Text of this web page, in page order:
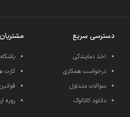
دسترسی سریع
اخذ نمایندگی
درخواست همکاری
سوالات متداول
دانلود کاتالوگ
مشتریان
کارت
رویه